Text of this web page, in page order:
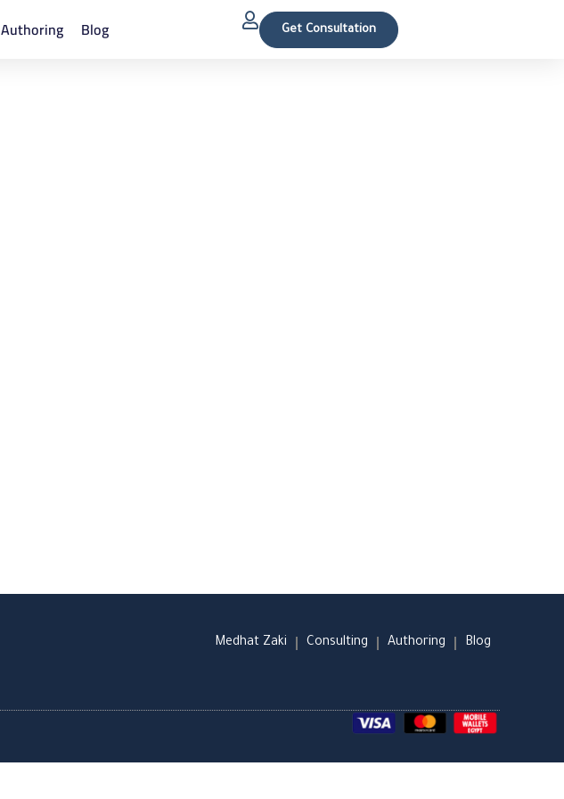
Authoring Blog Get Consultation
Medhat Zaki Consulting Authoring Blog